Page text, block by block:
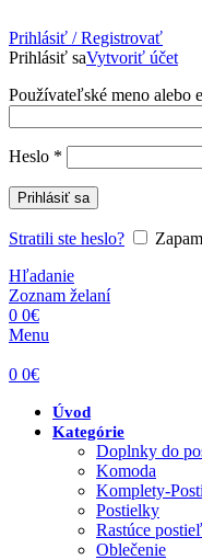
Prihlásiť / Registrovať
Prihlásiť saVytvoriť účet
Používateľské meno alebo
Heslo *
Prihlásiť sa
Stratili ste heslo?
Hľadanie
Zoznam želaní
0 0€
Menu
0 0€
Úvod
Kategórie
Doplnky do
Komoda
Komplety-
Postielky
Rastúce
Oblečenie